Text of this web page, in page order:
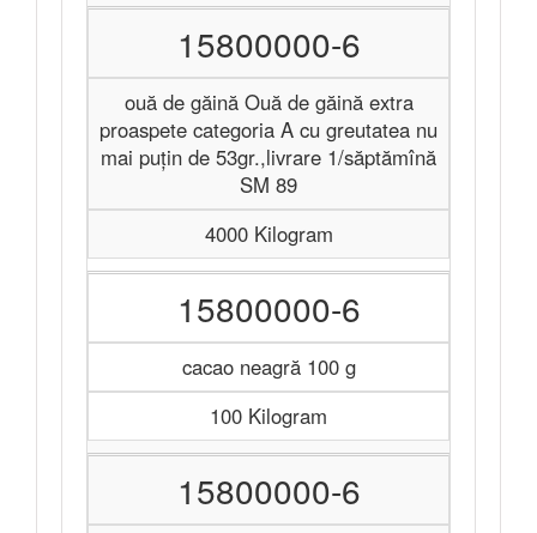
15800000-6
ouă de găină Ouă de găină extra
proaspete categoria A cu greutatea nu
mai puţin de 53gr.,livrare 1/săptămînă
SM 89
4000 Kilogram
15800000-6
cacao neagră 100 g
100 Kilogram
15800000-6